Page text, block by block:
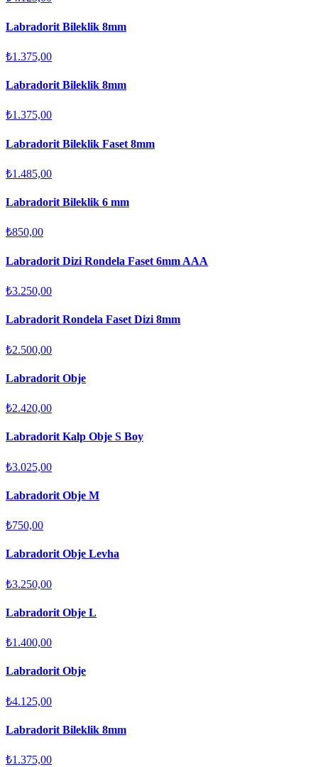
Labradorit Bileklik 8mm
₺1.375,00
Labradorit Bileklik 8mm
₺1.375,00
Labradorit Bileklik Faset 8mm
₺1.485,00
Labradorit Bileklik 6 mm
₺850,00
Labradorit Dizi Rondela Faset 6mm AAA
₺3.250,00
Labradorit Rondela Faset Dizi 8mm
₺2.500,00
Labradorit Obje
₺2.420,00
Labradorit Kalp Obje S Boy
₺3.025,00
Labradorit Obje M
₺750,00
Labradorit Obje Levha
₺3.250,00
Labradorit Obje L
₺1.400,00
Labradorit Obje
₺4.125,00
Labradorit Bileklik 8mm
₺1.375,00